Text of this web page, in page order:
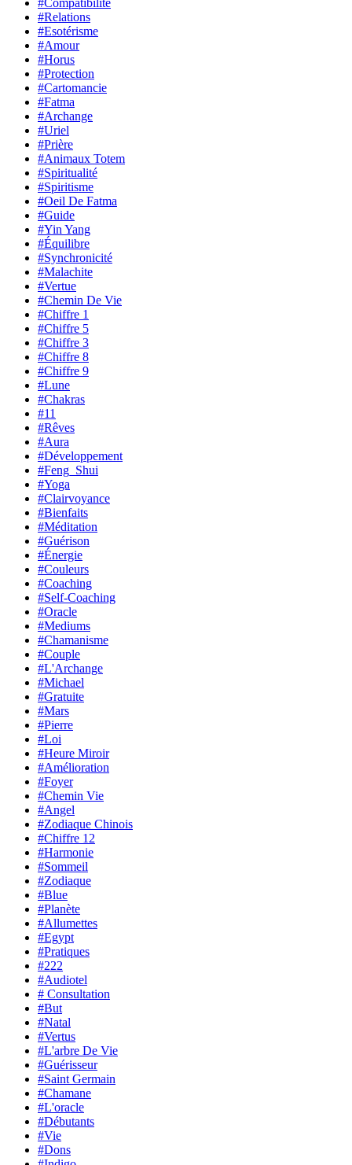
#Relations
#Esotérisme
#Amour
#Horus
#Protection
#Cartomancie
#Fatma
#Archange
#Uriel
#Prière
#Animaux Totem
#Spiritualité
#Spiritisme
#Oeil De Fatma
#Guide
#Yin Yang
#Équilibre
#Synchronicité
#Malachite
#Vertue
#Chemin De Vie
#Chiffre 1
#Chiffre 5
#Chiffre 3
#Chiffre 8
#Chiffre 9
#Lune
#Chakras
#11
#Rêves
#Aura
#Développement
#Feng_Shui
#Yoga
#Clairvoyance
#Bienfaits
#Méditation
#Guérison
#Énergie
#Couleurs
#Coaching
#Self-Coaching
#Oracle
#Mediums
#Chamanisme
#Couple
#L'Archange
#Michael
#Gratuite
#Mars
#Pierre
#Loi
#Heure Miroir
#Amélioration
#Foyer
#Chemin Vie
#Angel
#Zodiaque Chinois
#Chiffre 12
#Harmonie
#Sommeil
#Zodiaque
#Blue
#Planète
#Allumettes
#Egypt
#Pratiques
#222
#Audiotel
# Consultation
#But
#Natal
#Vertus
#L'arbre De Vie
#Guérisseur
#Saint Germain
#Chamane
#L'oracle
#Débutants
#Vie
#Dons